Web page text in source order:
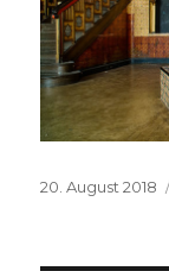
Veröffentlicht
20. August 2018